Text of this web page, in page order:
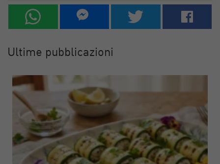
Ultime pubblicazioni